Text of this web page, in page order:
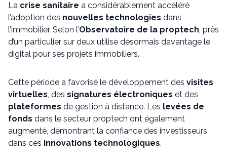
La crise sanitaire a considérablement accéléré
l’adoption des nouvelles technologies dans
l’immobilier. Selon l’Observatoire de la proptech, près
d’un particulier sur deux utilise désormais davantage le
digital pour ses projets immobiliers.
Cette période a favorisé le développement des visites
virtuelles, des signatures électroniques et des
plateformes de gestion à distance. Les levées de
fonds dans le secteur proptech ont également
augmenté, démontrant la confiance des investisseurs
dans ces innovations technologiques.